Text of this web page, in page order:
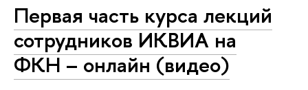
Первая часть курса лекций
сотрудников ИКВИА на
ФКН – онлайн (видео)